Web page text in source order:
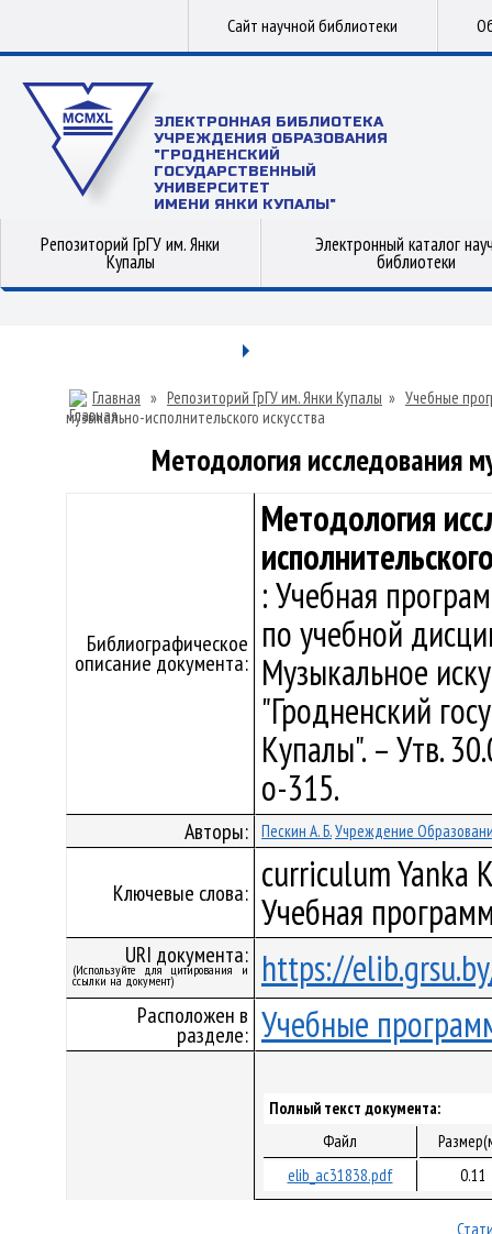
Сайт научной библиотеки
ЭЛЕКТРОННАЯ БИБЛИОТЕКА
УЧРЕЖДЕНИЯ ОБРАЗОВАНИЯ
"ГРОДНЕНСКИЙ
ГОСУДАРСТВЕННЫЙ
УНИВЕРСИТЕТ
ИМЕНИ ЯНКИ КУПАЛЫ"
Репозиторий ГрГУ им. Янки
Купалы
Электронный каталог
библиотеки
Главная » Репозиторий ГрГУ им. Янки Купалы » Учебные
музыкально-исполнительского искусства
Методология исследования
Библиографическое
описание документа:
Методология
: Учебная
по учебной
Музыкальное
"Гродненский
Купалы". – Утв.
о-315.
Авторы: Пескин А. Б.Учреждение
Ключевые слова: curriculum Yanka
Учебная
URI документа:
(Используйте для цитирования и
ссылки на документ) https://
Расположен в
разделе: Учебные
Полный текст документа:
Файл
elib_ac31838.pdf
0.11